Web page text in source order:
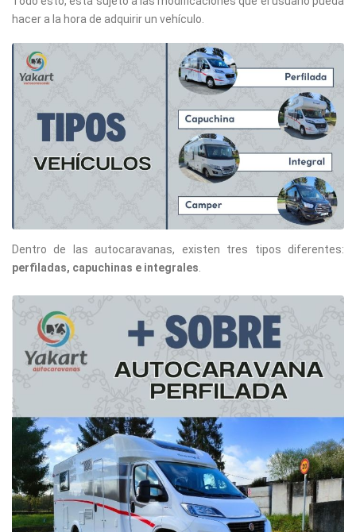
hacer a la hora de adquirir un vehículo.
Dentro de las autocaravanas, existen tres tipos diferentes:
perfiladas, capuchinas e integrales.